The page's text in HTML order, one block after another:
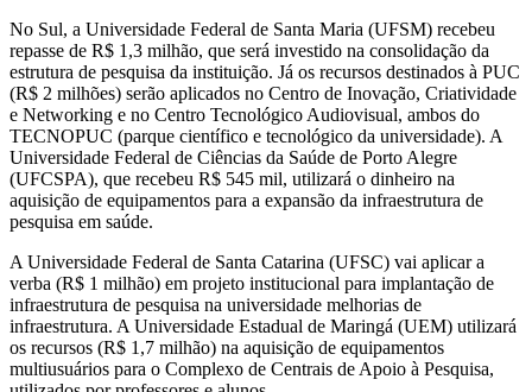
No Sul, a Universidade Federal de Santa Maria (UFSM) recebeu
repasse de R$ 1,3 milhão, que será investido na consolidação da
estrutura de pesquisa da instituição. Já os recursos destinados à PUC
(R$ 2 milhões) serão aplicados no Centro de Inovação, Criatividade
e Networking e no Centro Tecnológico Audiovisual, ambos do
TECNOPUC (parque científico e tecnológico da universidade). A
Universidade Federal de Ciências da Saúde de Porto Alegre
(UFCSPA), que recebeu R$ 545 mil, utilizará o dinheiro na
aquisição de equipamentos para a expansão da infraestrutura de
pesquisa em saúde.
A Universidade Federal de Santa Catarina (UFSC) vai aplicar a
verba (R$ 1 milhão) em projeto institucional para implantação de
infraestrutura de pesquisa na universidade melhorias de
infraestrutura. A Universidade Estadual de Maringá (UEM) utilizará
os recursos (R$ 1,7 milhão) na aquisição de equipamentos
multiusuários para o Complexo de Centrais de Apoio à Pesquisa,